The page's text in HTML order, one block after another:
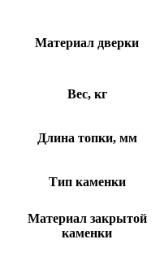
Материал дверки
Вес, кг
Длина топки, мм
Тип каменки
Материал закрытой
каменки